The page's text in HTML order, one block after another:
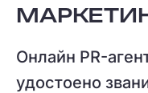
Онлайн PR-
удостоено